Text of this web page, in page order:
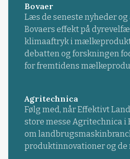
Bovaer
Læs de seneste nyheder
Bovaers effekt på
klimaaftryk i
debatten og forskningen
for fremtidens
Agritechnica
Følg med, når Effektivt
store messe Agritechnica i
om
produktinnovationer og de